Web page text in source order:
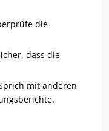
die
dass die
mit anderen